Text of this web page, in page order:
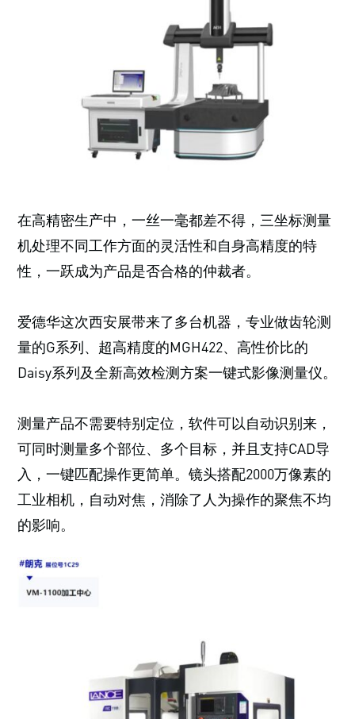
在高精密生产中，一丝一毫都差不得，三坐标测量
机处理不同工作方面的灵活性和自身高精度的特
性，一跃成为产品是否合格的仲裁者。
爱德华这次西安展带来了多台机器，专业做齿轮测
量的G系列、超高精度的MGH422、高性价比的
Daisy系列及全新高效检测方案一键式影像测量仪。
测量产品不需要特别定位，软件可以自动识别来，
可同时测量多个部位、多个目标，并且支持CAD导
入，一键匹配操作更简单。镜头搭配2000万像素的
工业相机，自动对焦，消除了人为操作的聚焦不均
的影响。